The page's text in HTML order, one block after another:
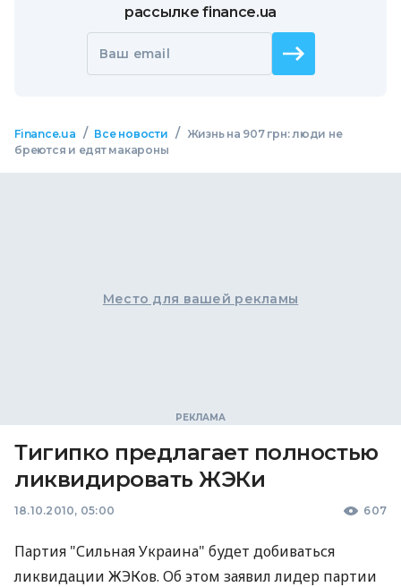
рассылке finance.ua
Ваш email
Finance.ua / Все новости /
Жизнь на 907 грн: люди не
бреются и едят макароны
Место для вашей рекламы
Тигипко предлагает полностью
ликвидировать ЖЭКи
18.10.2010, 05:00 607
Партия "Сильная Украина" будет добиваться
ликвидации ЖЭКов. Об этом заявил лидер партии